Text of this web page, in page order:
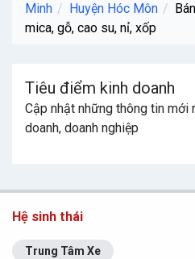
Minh
Huyện Hóc Môn
mica, gỗ, cao su, nỉ, xốp
Tiêu điểm kinh doanh
Cập nhật những thông tin mới
doanh, doanh nghiệp
Hệ sinh thái
Trung Tâm Xe